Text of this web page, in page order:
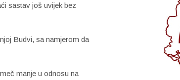
sastav još uvijek bez
Budvi, sa namjerom da
manje u odnosu na